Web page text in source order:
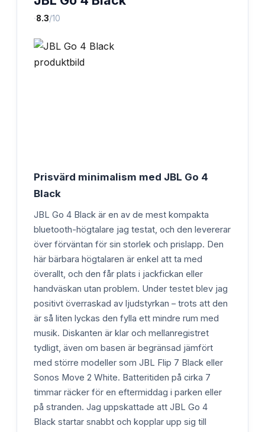
·8.3/10
Prisvärd minimalism med JBL Go 4
Black
JBL Go 4 Black är en av de mest kompakta
bluetooth-högtalare jag testat, och den levererar
över förväntan för sin storlek och prislapp. Den
här bärbara högtalaren är enkel att ta med
överallt, och den får plats i jackfickan eller
handväskan utan problem. Under testet blev jag
positivt överraskad av ljudstyrkan – trots att den
är så liten lyckas den fylla ett mindre rum med
musik. Diskanten är klar och mellanregistret
tydligt, även om basen är begränsad jämfört
med större modeller som JBL Flip 7 Black eller
Sonos Move 2 White. Batteritiden på cirka 7
timmar räcker för en eftermiddag i parken eller
på stranden. Jag uppskattade att JBL Go 4
Black startar snabbt och kopplar upp sig till